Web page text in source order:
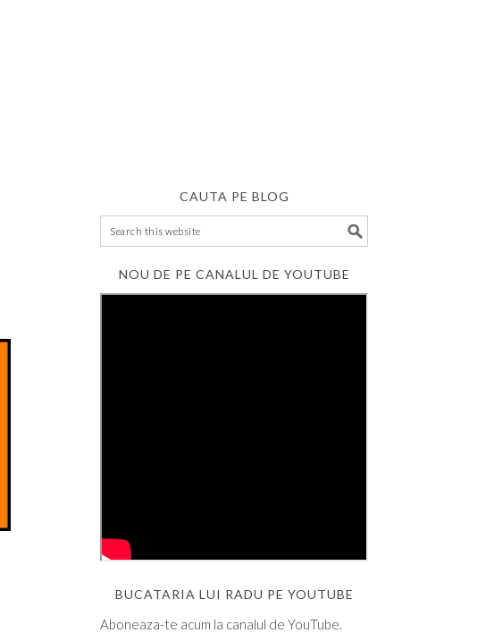
CAUTA PE BLOG
NOU DE PE CANALUL DE YOUTUBE
BUCATARIA LUI RADU PE YOUTUBE
Aboneaza-te acum la canalul de YouTube.